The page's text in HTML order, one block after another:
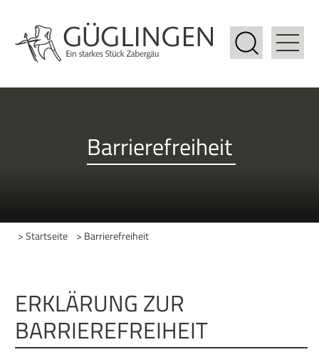
Barrierefreiheit
> Startseite > Barrierefreiheit
ERKLÄRUNG ZUR
BARRIEREFREIHEIT